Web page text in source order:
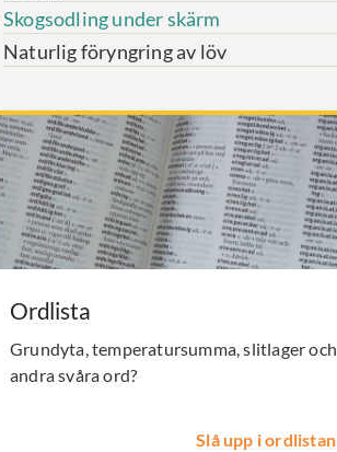
Skogsodling under skärm
Naturlig föryngring av löv
Ordlista
Grundyta, temperatursumma, slitlager och
andra svåra ord?
Slå upp i ordlistan